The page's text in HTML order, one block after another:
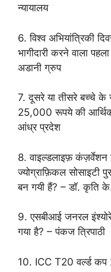
न्यायालय
6. विश्व अभियांत्रिकी
भागीदारी करने वाला
अडानी ग्रुप
7. दूसरे या तीसरे बच्चे के
25,000 रूपये की
आंध्र प्रदेश
8. वाइल्डलाइफ़ कंज़र्वेशन
ज्योग्राफ़िकल सोसाइटी
बन गयी हैं? – डॉ. कृति
9. एसबीआई जनरल
गया है? – पंकज त्रिपाठी
10. ICC T20 वर्ल्ड कप